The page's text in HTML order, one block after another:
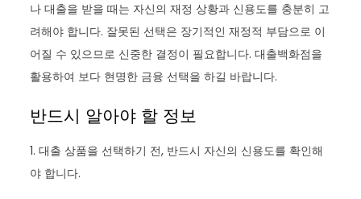
나 대출을 받을 때는 자신의 재정 상황과 신용도를 충분히 고
려해야 합니다. 잘못된 선택은 장기적인 재정적 부담으로 이
어질 수 있으므로 신중한 결정이 필요합니다. 대출백화점을
활용하여 보다 현명한 금융 선택을 하길 바랍니다.
반드시 알아야 할 정보
1. 대출 상품을 선택하기 전, 반드시 자신의 신용도를 확인해
야 합니다.